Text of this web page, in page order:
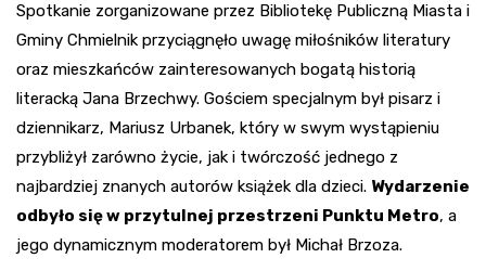
Spotkanie zorganizowane przez Bibliotekę Publiczną Miasta i
Gminy Chmielnik przyciągnęło uwagę miłośników literatury
oraz mieszkańców zainteresowanych bogatą historią
literacką Jana Brzechwy. Gościem specjalnym był pisarz i
dziennikarz, Mariusz Urbanek, który w swym wystąpieniu
przybliżył zarówno życie, jak i twórczość jednego z
najbardziej znanych autorów książek dla dzieci. Wydarzenie
odbyło się w przytulnej przestrzeni Punktu Metro, a
jego dynamicznym moderatorem był Michał Brzoza.